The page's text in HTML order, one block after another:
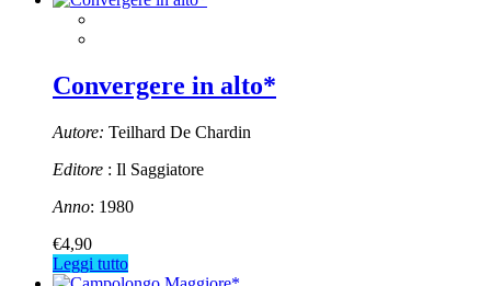
Convergere in alto*
Autore: Teilhard De Chardin
Editore : Il Saggiatore
Anno: 1980
€4,90
Leggi tutto